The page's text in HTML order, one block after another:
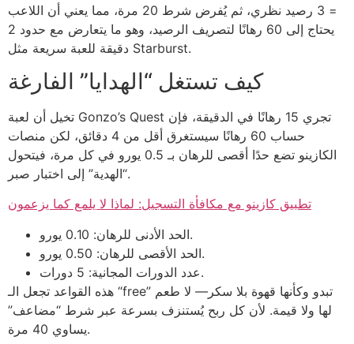
= 3 رصيد نظري، ثم يُفرض شرط 20 مرة، مما يعني أن اللاعب
يحتاج إلى 60 رهانًا لتصريف الرصيد، وهو ما يتعارض مع حدود 2
دقيقة للعبة سريعة مثل Starburst.
كيف تستغل “الهدايا” الفارغة
تخيل أن لعبة Gonzo’s Quest تجري 15 رهانًا في الدقيقة، فإن
حساب 60 رهانًا سيستغرق أقل من 4 دقائق، لكن منصات
الكازينو تضع حدًا أقصى للرهان بـ 0.5 يورو في كل مرة، فيتحول
“الهدية” إلى اختبار صبر.
تطبيق كازينو مع مكافأة التسجيل: لماذا لا يلمع كما يزعمون
الحد الأدنى للرهان: 0.10 يورو.
الحد الأقصى للرهان: 0.50 يورو.
عدد الدورات المجانية: 5 دورات.
هذه القواعد تجعل الـ “free” تبدو وكأنها قهوة بلا سكر— لا طعم
لها ولا قيمة. لأن كل ربح يُستنزف بسرعة عبر شرط “مضاعف”
يساوي 40 مرة.